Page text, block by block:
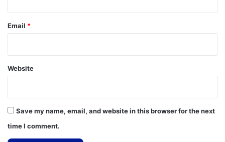
Email *
Website
Save my name, email, and website in this browser for the next
time I comment.